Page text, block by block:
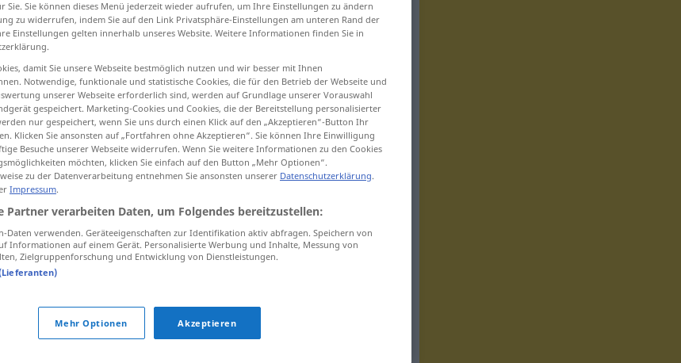
Bedeutung
von Bedeutung sein
Sie. Sie können dieses Menü jederzeit wieder aufrufen, um Ihre Einstellungen zu ändern
zu widerrufen, indem Sie auf den Link Privatsphäre-Einstellungen am unteren Rand der
Einstellungen gelten innerhalb unseres Website. Weitere Informationen finden Sie in
damit Sie unsere Webseite bestmöglich nutzen und wir besser mit Ihnen
Notwendige, funktionale und statistische Cookies, die für den Betrieb der Webseite und
unserer Webseite erforderlich sind, werden auf Grundlage unserer Vorauswahl
gespeichert. Marketing-Cookies und Cookies, die der Bereitstellung personalisierter
nur gespeichert, wenn Sie uns durch einen Klick auf den „Akzeptieren“-Button Ihr
Klicken Sie ansonsten auf „Fortfahren ohne Akzeptieren“. Sie können Ihre Einwilligung
Besuche unserer Webseite widerrufen. Wenn Sie weitere Informationen zu den Cookies
möchten, klicken Sie einfach auf den Button „Mehr Optionen“.
zu der Datenverarbeitung entnehmen Sie ansonsten unserer Datenschutzerklärung.
Impressum.
Partner verarbeiten Daten, um Folgendes bereitzustellen:
Daten verwenden. Geräteeigenschaften zur Identifikation aktiv abfragen. Speichern von
Informationen auf einem Gerät. Personalisierte Werbung und Inhalte, Messung von
Zielgruppenforschung und Entwicklung von Dienstleistungen.
Mehr Optionen Akzeptieren